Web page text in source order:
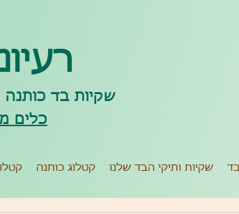
שקיות בד כותנה
כלים
שקיות ותיקי הבד שלנו קטלוג כותנה